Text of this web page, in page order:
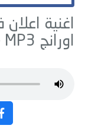
اغنية اعلان
اورانج